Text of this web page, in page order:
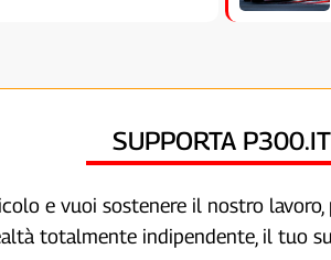
SUPPORTA P300.IT
e vuoi sostenere il nostro
totalmente indipendente, il tuo